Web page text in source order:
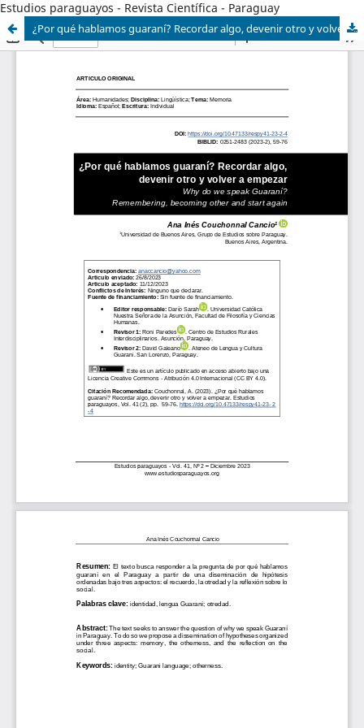
Estudios paraguayos - Revista Científica - Paraguay
¿Por qué hablamos guaraní? Recordar algo, devenir otro y volver a empezar